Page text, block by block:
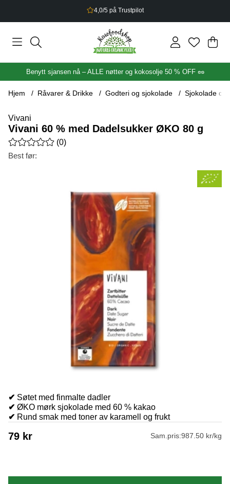
4,0/5 på Trustpilot
.
Benytt sjansen nå – ALLE nøtter og kokosolje 50 % OFF 🥜
Hjem Råvarer & Drikke Godteri og sjokolade Sjokolade og
Vivani
Vivani 60 % med Dadelsukker ØKO 80 g
Gjennomsnittlig rangering 0 av 5 Antall vurderinger 0
(0)
Best før:
✔ Søtet med finmalte dadler
✔ ØKO mørk sjokolade med 60 % kakao
✔ Rund smak med toner av karamell og frukt
79 kr Sam.pris:987.50 kr/kg